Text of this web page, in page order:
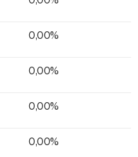
0,00%
0,00%
0,00%
0,00%